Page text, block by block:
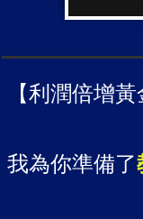
【利潤倍增
​我為你準備了